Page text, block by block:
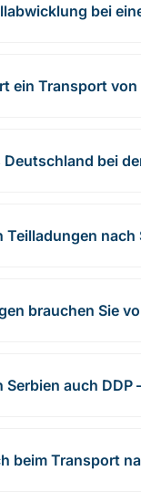
bei
ein Transport
Deutschland bei
Teilladungen nach
brauchen Sie
Serbien auch
beim Transport